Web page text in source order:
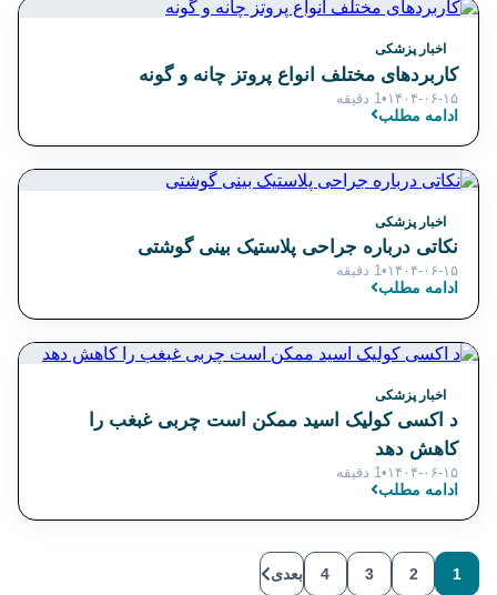
اخبار پزشکی
کاربردهای مختلف انواع پروتز چانه و گونه
۱۴۰۴-۰۶-۱۵ •1 دقیقه
ادامه مطلب
اخبار پزشکی
نکاتی درباره جراحی پلاستیک بینی گوشتی
۱۴۰۴-۰۶-۱۵ •1 دقیقه
ادامه مطلب
اخبار پزشکی
د اکسی کولیک اسید ممکن است چربی غبغب را
کاهش دهد
۱۴۰۴-۰۶-۱۵ •1 دقیقه
ادامه مطلب
1
2
3
4 بعدی